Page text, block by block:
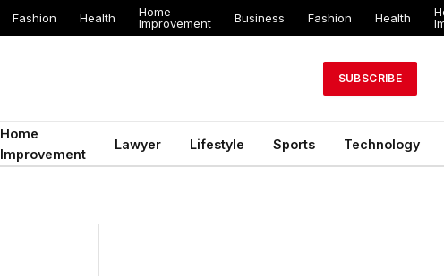
Fashion Health
Home
Improvement
Business Fashion Health
SUBSCRIBE
Home
Improvement
Lawyer Lifestyle Sports Technology